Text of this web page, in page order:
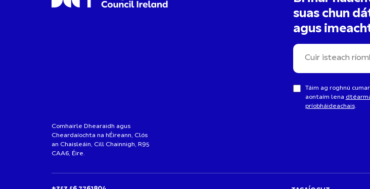
suas chun
agus
Táim ag roghnú
aontaím lena
príobháideachais.
Comhairle Dhearaidh agus
Cheardaíochta na hÉireann, Clós
an Chaisleáin, Cill Chainnigh, R95
CAA6, Éire.